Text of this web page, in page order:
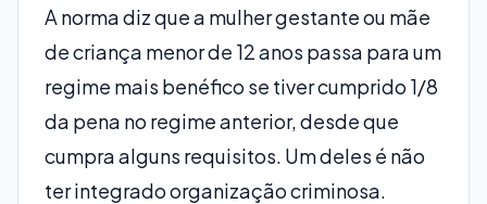
A norma diz que a mulher gestante ou mãe
de criança menor de 12 anos passa para um
regime mais benéfico se tiver cumprido 1/8
da pena no regime anterior, desde que
cumpra alguns requisitos. Um deles é não
ter integrado organização criminosa.